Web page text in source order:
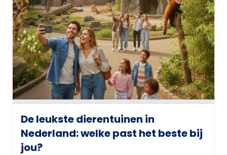
De leukste dierentuinen in
Nederland: welke past het beste bij
jou?